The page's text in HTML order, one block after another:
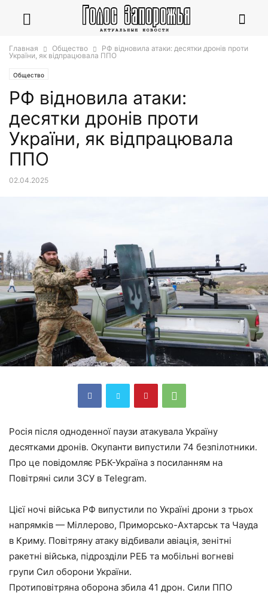
Главная Общество
РФ відновила атаки: десятки дронів проти
України, як відпрацювала ППО
Общество
РФ відновила атаки:
десятки дронів проти
України, як відпрацювала
ППО
02.04.2025
Росія після одноденної паузи атакувала Україну
десятками дронів. Окупанти випустили 74 безпілотники.
Про це повідомляє РБК-Україна з посиланням на
Повітряні сили ЗСУ в Telegram.
Цієї ночі війська РФ випустили по Україні дрони з трьох
напрямків — Міллерово, Приморсько-Ахтарськ та Чауда
в Криму. Повітряну атаку відбивали авіація, зенітні
ракетні війська, підрозділи РЕБ та мобільні вогневі
групи Сил оборони України.
Протиповітряна оборона збила 41 дрон. Сили ППО